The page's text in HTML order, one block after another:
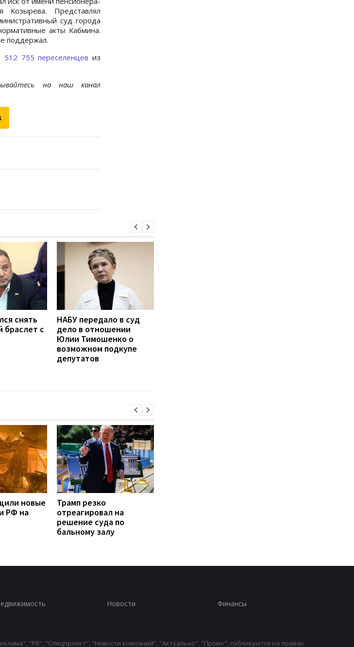
Козырева. Представлял
суд города
акты Кабмина.
поддержал.
512 755 переселенцев из
на наш канал
снять
браслет с
НАБУ передало в суд
дело в отношении
Юлии Тимошенко о
возможном подкупе
депутатов
новые
РФ на
Трамп резко
отреагировал на
решение суда по
бальному залу
Новости Финансы
"PR", "Спецпроект", "Новости компаний", "Актуально", "Промо", публикуются на правах